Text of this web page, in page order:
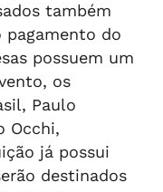
também
pagamento do
possuem um
os
Paulo
Occhi,
já possui
destinados